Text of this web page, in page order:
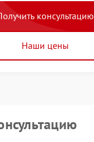
консультацию
Наши цены